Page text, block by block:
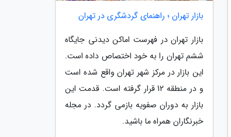
بازار تهران ؛ راهنمای گردشگری در تهران
بازار تهران در فهرست اماکن دیدنی جایگاه
ششم تهران را به خود اختصاص داده است.
این بازار در مرکز شهر تهران واقع شده است
و در منطقه 12 قرار گرفته است. قدمت این
بازار به دوران صفویه بازمی گردد. در مجله
خبرنگاران همراه ما باشید.